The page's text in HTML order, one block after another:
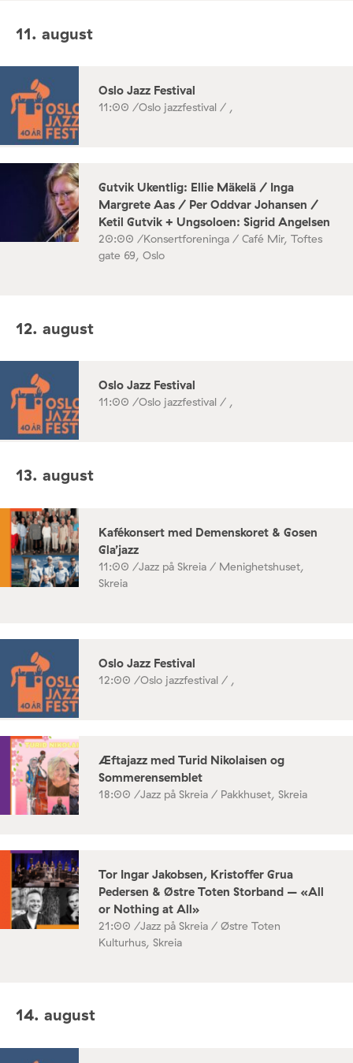
11. august
Oslo Jazz Festival
11:00 /Oslo jazzfestival / ,
Gutvik Ukentlig: Ellie Mäkelä / Inga
Margrete Aas / Per Oddvar Johansen /
Ketil Gutvik + Ungsoloen: Sigrid Angelsen
20:00 /Konsertforeninga / Café Mir, Toftes
gate 69, Oslo
12. august
Oslo Jazz Festival
11:00 /Oslo jazzfestival / ,
13. august
Kafékonsert med Demenskoret & Gosen
Gla’jazz
11:00 /Jazz på Skreia / Menighetshuset,
Skreia
Oslo Jazz Festival
12:00 /Oslo jazzfestival / ,
Æftajazz med Turid Nikolaisen og
Sommerensemblet
18:00 /Jazz på Skreia / Pakkhuset, Skreia
Tor Ingar Jakobsen, Kristoffer Grua
Pedersen & Østre Toten Storband – «All
or Nothing at All»
21:00 /Jazz på Skreia / Østre Toten
Kulturhus, Skreia
14. august